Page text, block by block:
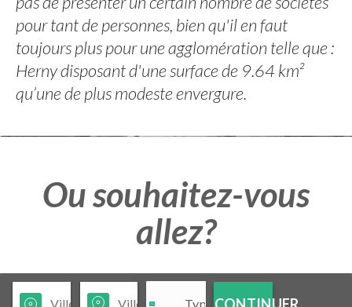
pour tant de personnes, bien qu'il en faut
toujours plus pour une agglomération telle que :
Herny disposant d'une surface de 9.64 km²
qu’une de plus modeste envergure.
Ou souhaitez-vous
allez?
CONTINUER